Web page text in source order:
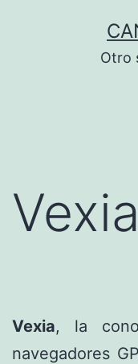
Otro
Vexia, la
navegadores